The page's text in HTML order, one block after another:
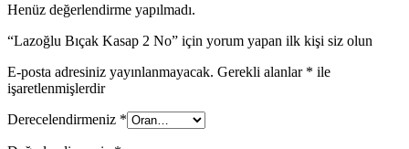
Henüz değerlendirme yapılmadı.
“Lazoğlu Bıçak Kasap 2 No” için yorum yapan ilk kişi siz olun
E-posta adresiniz yayınlanmayacak. Gerekli alanlar * ile
işaretlenmişlerdir
Derecelendirmeniz *